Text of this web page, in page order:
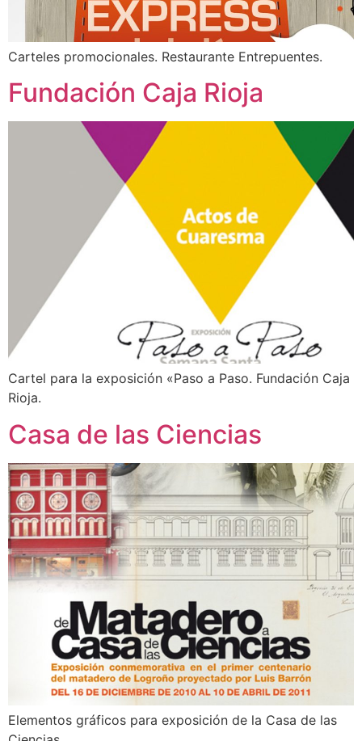
Carteles promocionales. Restaurante Entrepuentes.
Fundación Caja Rioja
Cartel para la exposición «Paso a Paso. Fundación Caja
Rioja.
Casa de las Ciencias
Elementos gráficos para exposición de la Casa de las